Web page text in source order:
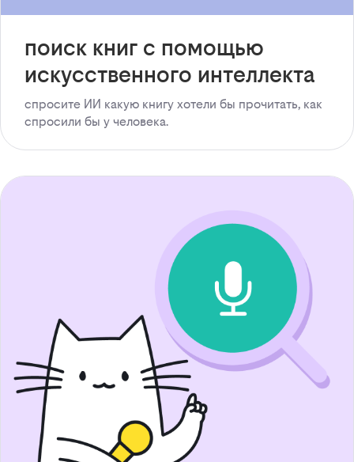
поиск книг с помощью
искусственного интеллекта
спросите ИИ какую книгу хотели бы прочитать, как
спросили бы у человека.